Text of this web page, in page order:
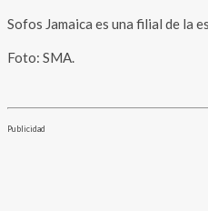
Sofos Jamaica es una filial de la
Foto: SMA.
Publicidad